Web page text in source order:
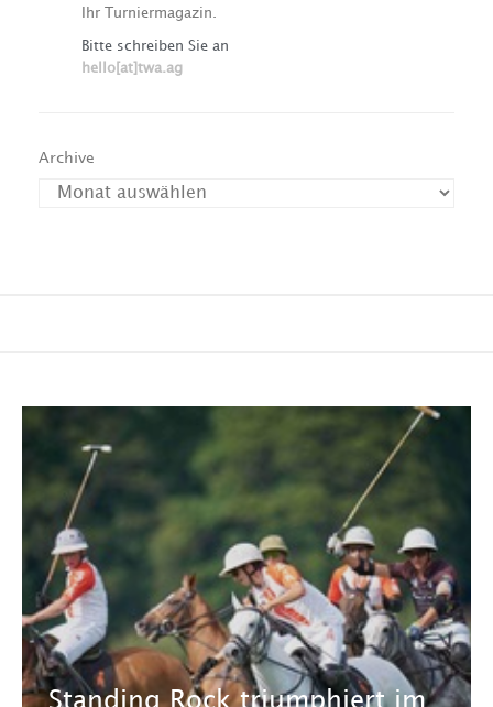
Ihr Turniermagazin.
Bitte schreiben Sie an
hello[at]twa.ag
Archive
Standing Rock triumphiert im